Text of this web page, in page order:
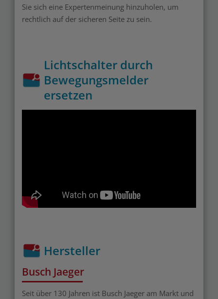
Sie sich eine Expertenmeinung hinzuholen, um
rechtlich auf der sicheren Seite zu sein.
Lichtschalter durch
Bewegungsmelder
ersetzen
Hersteller
Busch Jaeger
Seit über 130 Jahren ist Busch Jaeger am Markt und